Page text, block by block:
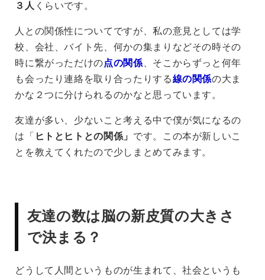
３人 くらいです。
人との関係性についてですが、私の意見としては学
校、会社、バイト先、何かの集まりなどその時その
時に繋がっただけの点の関係 、そこからずっと何年
も会ったり連絡を取り合ったりする線の関係の大ま
かな２つに分けられるのかなと思っています。
友達が多い、少ないこと考える中で僕が気になるの
は「 ヒトとヒトとの関係」 です。この本が新しいこ
とを教えてくれたので少しまとめてみます。
友達の数は脳の新皮質の大きさ
で決まる？
どうして人間というものが生まれて、社会というも